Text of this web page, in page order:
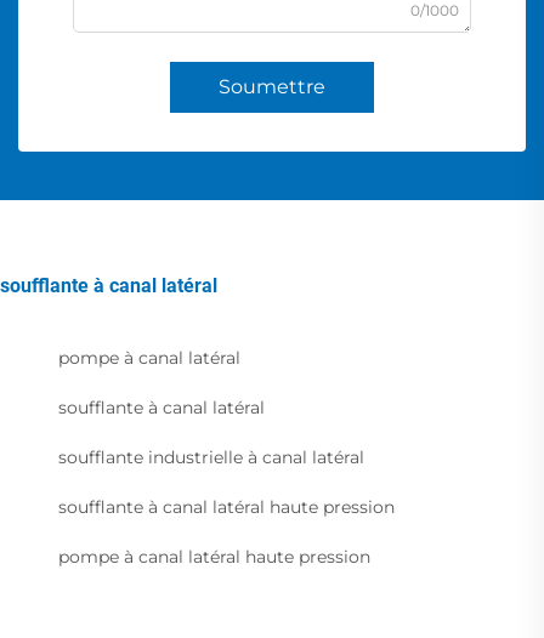
0/1000
Soumettre
soufflante à canal latéral
pompe à canal latéral
soufflante à canal latéral
soufflante industrielle à canal latéral
soufflante à canal latéral haute pression
pompe à canal latéral haute pression